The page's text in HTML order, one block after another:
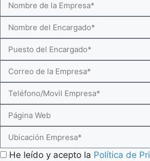
He leído y acepto la Política de